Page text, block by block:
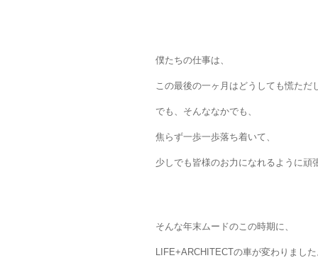
僕たちの仕事は、
この最後の一ヶ月はどうしても慌ただ
でも、そんななかでも、
焦らず一歩一歩落ち着いて、
少しでも皆様のお力になれるように頑
そんな年末ムードのこの時期に、
LIFE+ARCHITECTの車が変わりました